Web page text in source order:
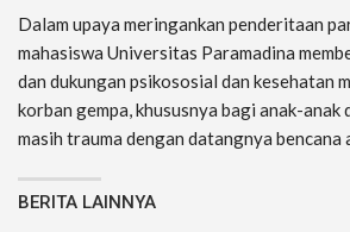
Dalam upaya meringankan penderitaan
mahasiswa Universitas Paramadina
dan dukungan psikososial dan kesehatan
korban gempa, khususnya bagi anak-anak
masih trauma dengan datangnya bencana
BERITA LAINNYA